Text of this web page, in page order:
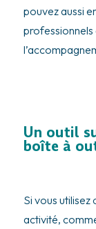
pouvez aussi
Un outil
boîte à
Si vous utilisez
activité,